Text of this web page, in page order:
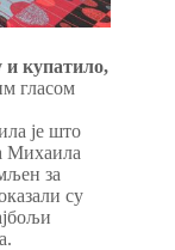
и купатило,
гласом
је што
Михаила
за
су